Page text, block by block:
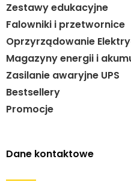
Zestawy edukacyjne
Falowniki i przetwornice
Oprzyrządowanie
Magazyny energii i
Zasilanie awaryjne UPS
Bestsellery
Promocje
Dane kontaktowe